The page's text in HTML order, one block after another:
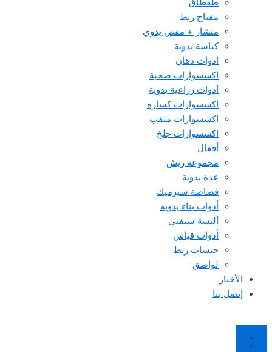
طقطاق
مفتاح ربط
منشار + مقص يدوي
كباسة يدوية
أدوات دهان
اكسسوارات صحية
أدوات زراعية يدوية
اكسسوارات كسارة
اكسسوارات مثقب
اكسسوارات جلخ
أقفال
مجموعة ريش
عدة يدوية
قصاصة سيرميك
أدوات بناء يدوية
ألبسة سيفتي
أدوات قياس
حبسات ربط
لواصق
الأخبار
إتصل بنا